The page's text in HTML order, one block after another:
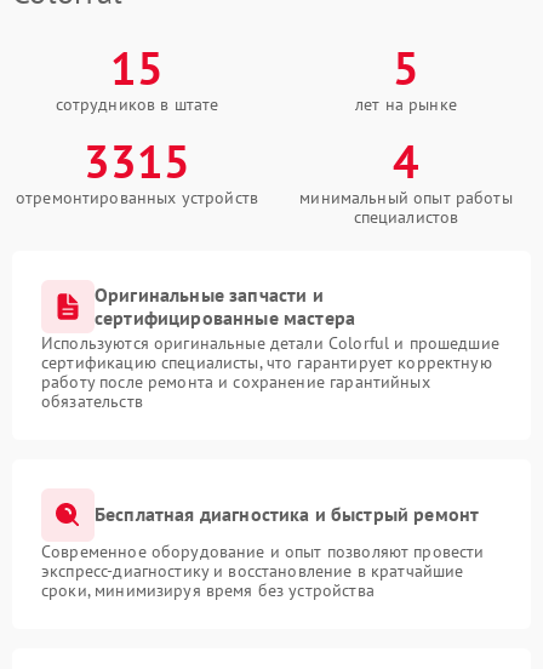
15
сотрудников в штате
5
лет на рынке
3315
отремонтированных устройств
4
минимальный опыт работы
специалистов
Оригинальные запчасти и
сертифицированные мастера
Используются оригинальные детали Colorful и прошедшие
сертификацию специалисты, что гарантирует корректную
работу после ремонта и сохранение гарантийных
обязательств
Бесплатная диагностика и быстрый ремонт
Современное оборудование и опыт позволяют провести
экспресс-диагностику и восстановление в кратчайшие
сроки, минимизируя время без устройства